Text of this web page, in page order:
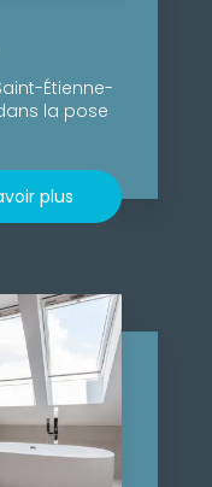
Étienne-
la pose
plus